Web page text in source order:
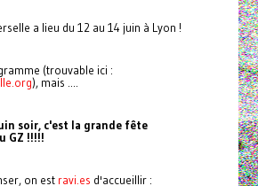
a lieu du 12 au 14 juin à Lyon !
(trouvable ici :
), mais ....
soir, c'est la grande fête
GZ !!!!!
on est ravi.es d'accueillir :